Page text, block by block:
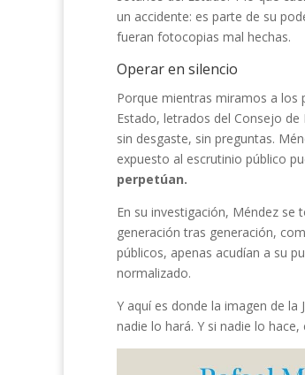
un accidente: es parte de su
fueran fotocopias mal hechas.
Operar en silencio
Porque mientras miramos a
Estado, letrados del Consejo
sin desgaste, sin preguntas.
expuesto al escrutinio público
perpetúan.
En su investigación, Méndez se
generación tras generación,
públicos, apenas acudían a su
normalizado.
Y aquí es donde la imagen de la
nadie lo hará. Y si nadie lo